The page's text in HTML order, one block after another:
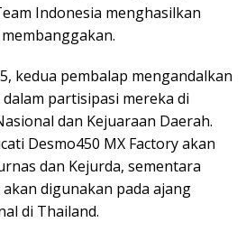
Indonesia menghasilkan
kedua pembalap mengandalkan
partisipasi mereka di
dan Kejuaraan Daerah.
Desmo450 MX Factory akan
dan Kejurda, sementara
digunakan pada ajang
di Thailand.